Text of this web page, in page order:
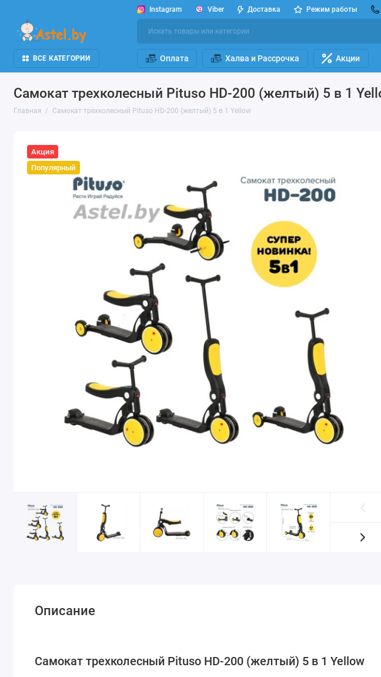
Instagram Viber Доставка Режим работы
ВСЕ КАТЕГОРИИ Оплата Халва и Рассрочка Акции
Самокат трехколесный Pituso HD-200 (желтый) 5 в 1
Главная Самокат трехколесный Pituso HD-200 (желтый) 5 в 1 Yellow
Акция
Популярный
Описание
Самокат трехколесный Pituso HD-200 (желтый) 5 в 1 Yellow